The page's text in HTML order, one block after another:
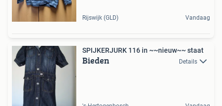
Rijswijk (GLD) Vandaag
SPIJKERJURK 116 in ~~nieuw~~ staat
Bieden Details